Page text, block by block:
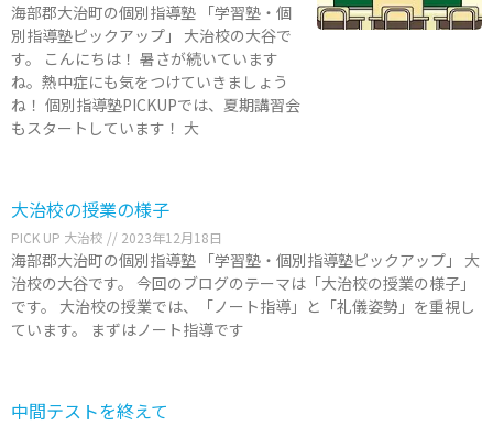
海部郡大治町の個別指導塾 「学習塾・個
別指導塾ピックアップ」 大治校の大谷で
す。 こんにちは！ 暑さが続いています
ね。熱中症にも気をつけていきましょう
ね！ 個別指導塾PICKUPでは、夏期講習会
もスタートしています！ 大
大治校の授業の様子
PICK UP 大治校 2023年12月18日
海部郡大治町の個別指導塾 「学習塾・個別指導塾ピックアップ」 大
治校の大谷です。 今回のブログのテーマは「大治校の授業の様子」
です。 大治校の授業では、「ノート指導」と「礼儀姿勢」を重視し
ています。 まずはノート指導です
中間テストを終えて